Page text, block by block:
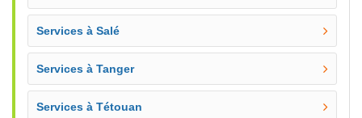
Services à Salé
Services à Tanger
Services à Tétouan